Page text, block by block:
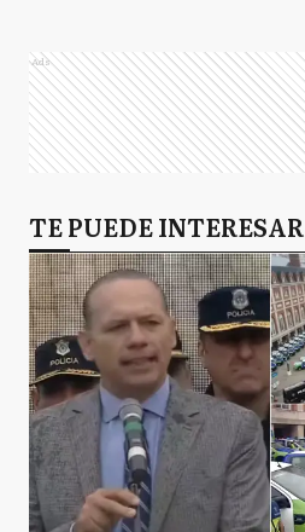
Ads
TE PUEDE INTERESAR